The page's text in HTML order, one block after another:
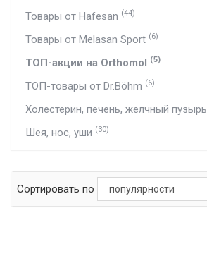
Товары от Hafesan (44)
Товары от Melasan Sport (6)
ТОП-акции на Orthomol (5)
ТОП-товары от Dr.Böhm (6)
Холестерин, печень, желчный пузырь
Шея, нос, уши (30)
Сортировать по